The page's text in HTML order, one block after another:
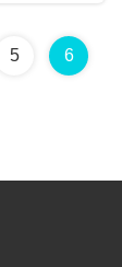
5 6